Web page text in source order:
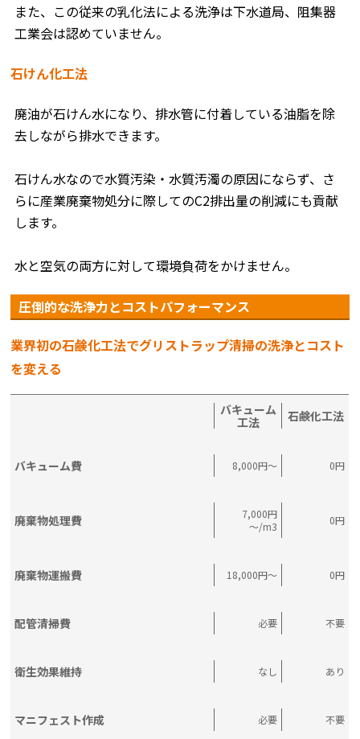
また、この従来の乳化法による洗浄は下水道局、阻集器
工業会は認めていません。
石けん化工法
廃油が石けん水になり、排水管に付着している油脂を除
去しながら排水できます。
石けん水なので水質汚染・水質汚濁の原因にならず、さ
らに産業廃棄物処分に際してのC2排出量の削減にも貢献
します。
水と空気の両方に対して環境負荷をかけません。
圧倒的な洗浄力とコストパフォーマンス
業界初の石鹸化工法でグリストラップ清掃の洗浄とコスト
を変える
バキューム
工法
石鹸化工法
バキューム費 8,000円～ 0円
廃棄物処理費
7,000円
～/m3
0円
廃棄物運搬費 18,000円～ 0円
配管清掃費 必要 不要
衛生効果維持 なし あり
マニフェスト作成 必要 不要